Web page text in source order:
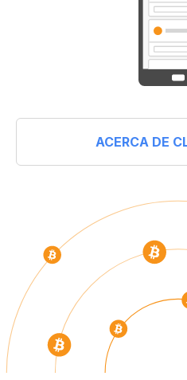
ACERCA DE